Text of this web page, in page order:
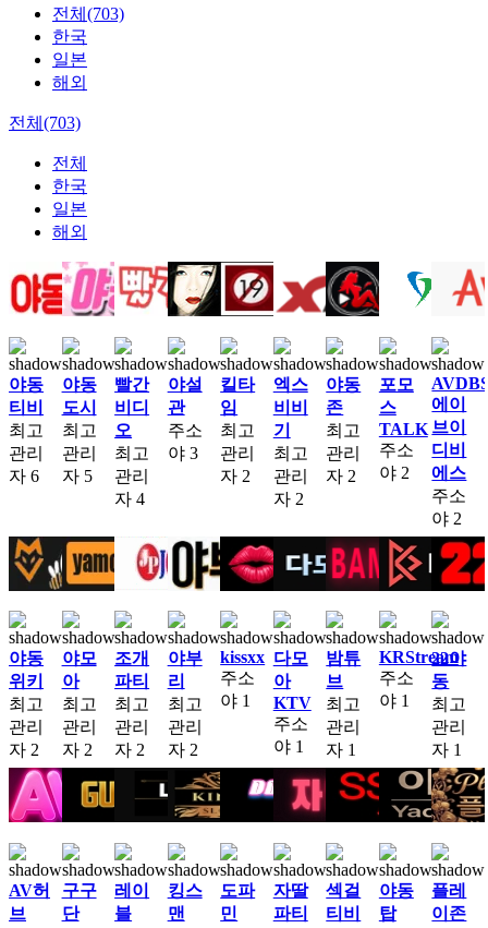
전체(703)
한국
일본
해외
전체(703)
전체
한국
일본
해외
야동
티비
최고
관리
자 6
야동
도시
최고
관리
자 5
빨간
비디
오
최고
관리
자 4
야설
관
주소
야 3
킬타
임
최고
관리
자 2
엑스
비비
기
최고
관리
자 2
야동
존
최고
관리
자 2
포모
스
TALK
주소
야 2
에이
브이
디비
에스
주소
야 2
야동
위키
최고
관리
자 2
야모
아
최고
관리
자 2
조개
파티
최고
관리
자 2
야부
리
최고
관리
자 2
kissxx
주소
야 1
다모
아
KTV
주소
야 1
밤튜
브
최고
관리
자 1
KRStream
주소
야 1
22야
동
최고
관리
자 1
AV허
브
구구
단
레이
블
킹스
맨
도파
민
자딸
파티
섹걸
티비
야동
탑
플레
이존